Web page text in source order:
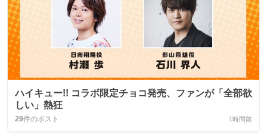
ハイキュー!! コラボ限定チョコ発売、ファンが「全部欲
しい」熱狂
29件のポスト 1時間前